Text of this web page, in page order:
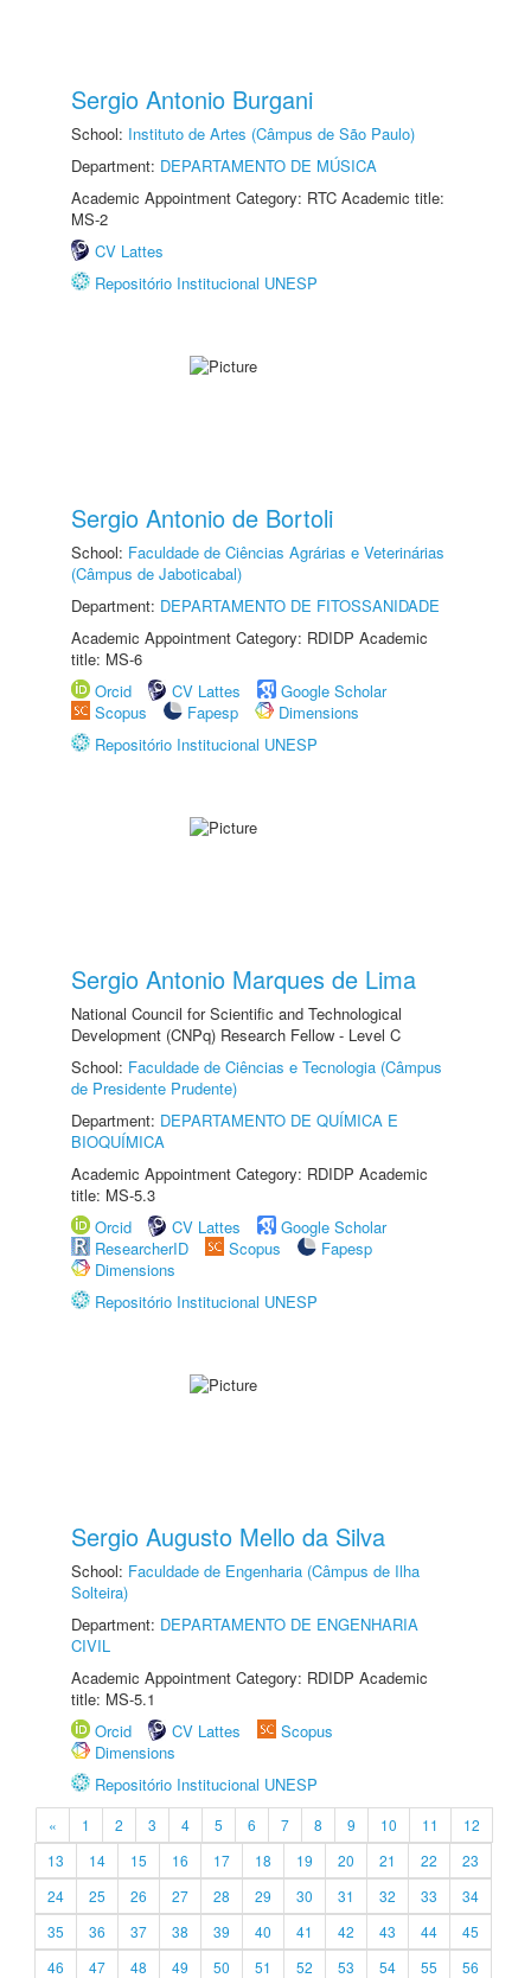
Sergio Antonio Burgani
School: Instituto de Artes (Câmpus de São Paulo)
Department: DEPARTAMENTO DE MÚSICA
Academic Appointment Category: RTC Academic title:
MS-2
CV Lattes
Repositório Institucional UNESP
Sergio Antonio de Bortoli
School: Faculdade de Ciências Agrárias e Veterinárias
(Câmpus de Jaboticabal)
Department: DEPARTAMENTO DE FITOSSANIDADE
Academic Appointment Category: RDIDP Academic
title: MS-6
Orcid
CV Lattes
Google Scholar
Scopus
Fapesp
Dimensions
Repositório Institucional UNESP
Sergio Antonio Marques de Lima
National Council for Scientific and Technological
Development (CNPq) Research Fellow - Level C
School: Faculdade de Ciências e Tecnologia (Câmpus
de Presidente Prudente)
Department: DEPARTAMENTO DE QUÍMICA E
BIOQUÍMICA
Academic Appointment Category: RDIDP Academic
title: MS-5.3
Orcid
CV Lattes
Google Scholar
ResearcherID
Scopus
Fapesp
Dimensions
Repositório Institucional UNESP
Sergio Augusto Mello da Silva
School: Faculdade de Engenharia (Câmpus de Ilha
Solteira)
Department: DEPARTAMENTO DE ENGENHARIA
CIVIL
Academic Appointment Category: RDIDP Academic
title: MS-5.1
Orcid
CV Lattes
Scopus
Dimensions
Repositório Institucional UNESP
« 1 2 3 4 5 6 7 8 9 10 11
12
13
14 15 16 17 18 19 20 21 22
23
24
25 26 27 28 29 30 31 32 33
34
35
36 37 38 39 40 41 42 43 44
45
46
47 48 49 50 51 52 53 54 55
56